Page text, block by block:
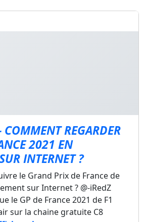
REGARDER
2021 EN
INTERNET ?
le Grand Prix de France de
sur Internet ? @-iRedZ
le GP de France 2021 de F1
sur la chaine gratuite C8